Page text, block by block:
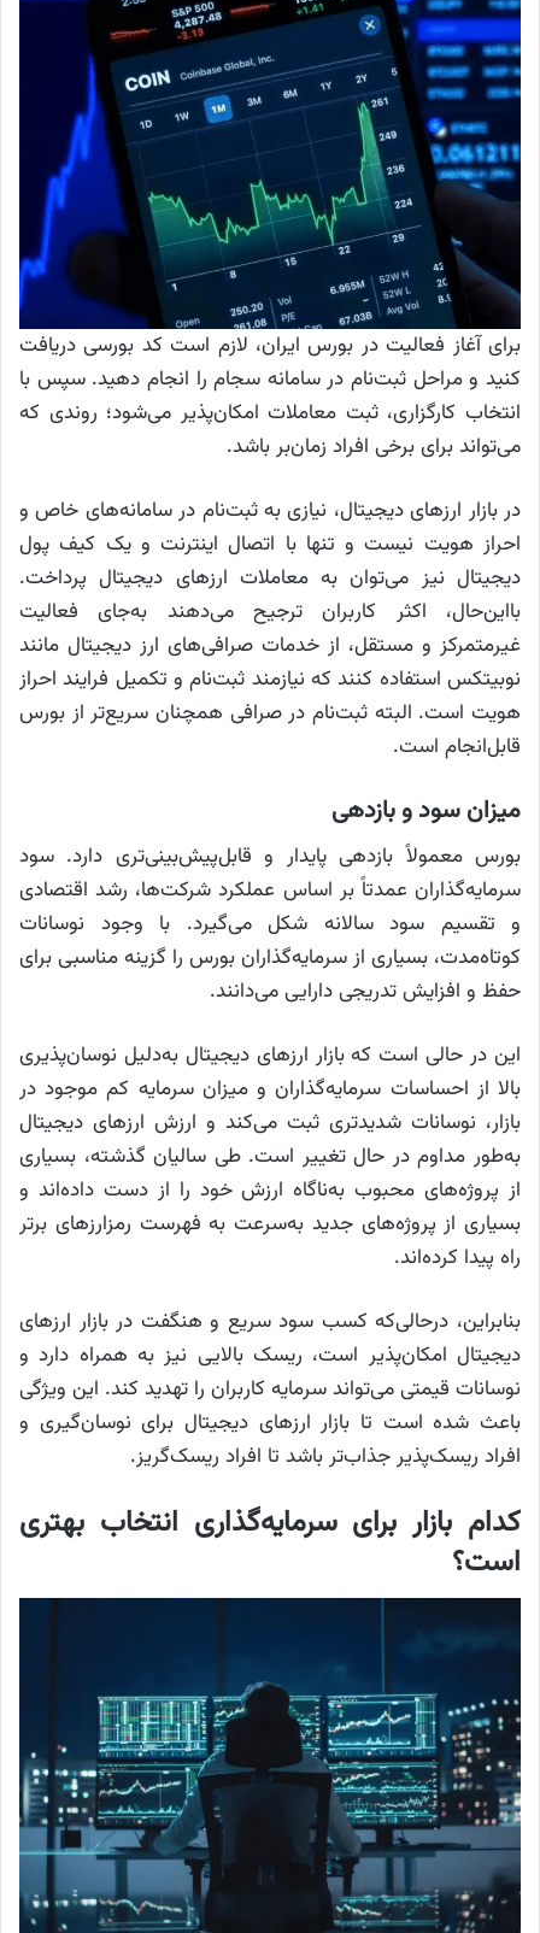
برای آغاز فعالیت در بورس ایران، لازم است کد بورسی دریافت
کنید و مراحل ثبت‌نام در سامانه سجام را انجام دهید. سپس با
انتخاب کارگزاری، ثبت معاملات امکان‌پذیر می‌شود؛ روندی که
می‌تواند برای برخی افراد زمان‌بر باشد.
در بازار ارز‌های دیجیتال، نیازی به ثبت‌نام در سامانه‌های خاص و
احراز هویت نیست و تنها با اتصال اینترنت و یک کیف پول
دیجیتال نیز می‌توان به معاملات ارز‌های دیجیتال پرداخت.
بااین‌حال، اکثر کاربران ترجیح می‌دهند به‌جای فعالیت
غیرمتمرکز و مستقل، از خدمات صرافی‌های ارز دیجیتال مانند
نوبیتکس استفاده کنند که نیازمند ثبت‌نام و تکمیل فرایند احراز
هویت است. البته ثبت‌نام در صرافی همچنان سریع‌تر از بورس
قابل‌انجام است.
میزان سود و بازدهی
بورس معمولاً بازدهی پایدار و قابل‌پیش‌بینی‌تری دارد. سود
سرمایه‌گذاران عمدتاً بر اساس عملکرد شرکت‌ها، رشد اقتصادی
و تقسیم سود سالانه شکل می‌گیرد. با وجود نوسانات
کوتاه‌مدت، بسیاری از سرمایه‌گذاران بورس را گزینه مناسبی برای
حفظ و افزایش تدریجی دارایی می‌دانند.
این در حالی است که بازار ارز‌های دیجیتال به‌دلیل نوسان‌پذیری
بالا از احساسات سرمایه‌گذاران و میزان سرمایه کم موجود در
بازار، نوسانات شدیدتری ثبت می‌کند و ارزش ارز‌های دیجیتال
به‌طور مداوم در حال تغییر است. طی سالیان گذشته، بسیاری
از پروژه‌های محبوب به‌ناگاه ارزش خود را از دست داده‌اند و
بسیاری از پروژه‌های جدید به‌سرعت به فهرست رمزارز‌های برتر
راه پیدا کرده‌اند.
بنابراین، درحالی‌که کسب سود سریع و هنگفت در بازار ارز‌های
دیجیتال امکان‌پذیر است، ریسک بالایی نیز به همراه دارد و
نوسانات قیمتی می‌تواند سرمایه کاربران را تهدید کند. این ویژگی
باعث شده است تا بازار ارز‌های دیجیتال برای نوسان‌گیری و
افراد ریسک‌پذیر جذاب‌تر باشد تا افراد ریسک‌گریز.
کدام بازار برای سرمایه‌گذاری انتخاب بهتری
است؟